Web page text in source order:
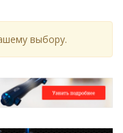
выбору.